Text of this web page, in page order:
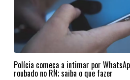
Polícia começa a intimar por
roubado no RN; saiba o que fazer